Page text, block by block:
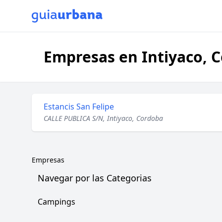
Empresas en Intiyaco,
Estancis San Felipe
CALLE PUBLICA S/N, Intiyaco, Cordoba
Empresas
Navegar por las Categorias
Campings